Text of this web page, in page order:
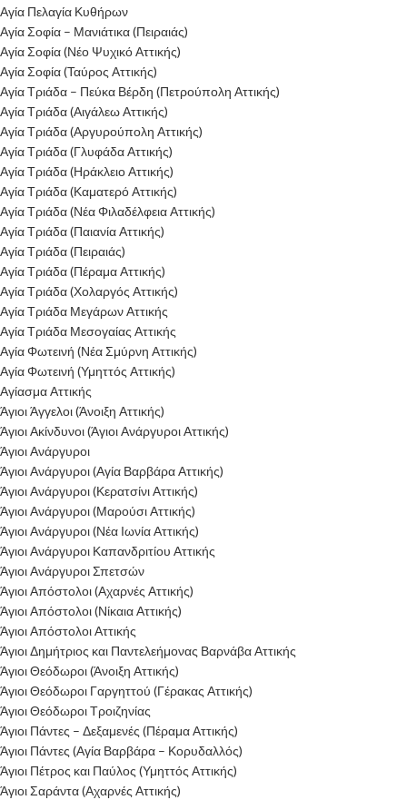
Αγία Πελαγία Κυθήρων
Αγία Σοφία – Μανιάτικα (Πειραιάς)
Αγία Σοφία (Νέο Ψυχικό Αττικής)
Αγία Σοφία (Ταύρος Αττικής)
Αγία Τριάδα – Πεύκα Βέρδη (Πετρούπολη Αττικής)
Αγία Τριάδα (Αιγάλεω Αττικής)
Αγία Τριάδα (Αργυρούπολη Αττικής)
Αγία Τριάδα (Γλυφάδα Αττικής)
Αγία Τριάδα (Ηράκλειο Αττικής)
Αγία Τριάδα (Καματερό Αττικής)
Αγία Τριάδα (Νέα Φιλαδέλφεια Αττικής)
Αγία Τριάδα (Παιανία Αττικής)
Αγία Τριάδα (Πειραιάς)
Αγία Τριάδα (Πέραμα Αττικής)
Αγία Τριάδα (Χολαργός Αττικής)
Αγία Τριάδα Μεγάρων Αττικής
Αγία Τριάδα Μεσογαίας Αττικής
Αγία Φωτεινή (Νέα Σμύρνη Αττικής)
Αγία Φωτεινή (Υμηττός Αττικής)
Αγίασμα Αττικής
Άγιοι Άγγελοι (Άνοιξη Αττικής)
Άγιοι Ακίνδυνοι (Άγιοι Ανάργυροι Αττικής)
Άγιοι Ανάργυροι
Άγιοι Ανάργυροι (Αγία Βαρβάρα Αττικής)
Άγιοι Ανάργυροι (Κερατσίνι Αττικής)
Άγιοι Ανάργυροι (Μαρούσι Αττικής)
Άγιοι Ανάργυροι (Νέα Ιωνία Αττικής)
Άγιοι Ανάργυροι Καπανδριτίου Αττικής
Άγιοι Ανάργυροι Σπετσών
Άγιοι Απόστολοι (Αχαρνές Αττικής)
Άγιοι Απόστολοι (Νίκαια Αττικής)
Άγιοι Απόστολοι Αττικής
Άγιοι Δημήτριος και Παντελεήμονας Βαρνάβα Αττικής
Άγιοι Θεόδωροι (Άνοιξη Αττικής)
Άγιοι Θεόδωροι Γαργηττού (Γέρακας Αττικής)
Άγιοι Θεόδωροι Τροιζηνίας
Άγιοι Πάντες – Δεξαμενές (Πέραμα Αττικής)
Άγιοι Πάντες (Αγία Βαρβάρα – Κορυδαλλός)
Άγιοι Πέτρος και Παύλος (Υμηττός Αττικής)
Άγιοι Σαράντα (Αχαρνές Αττικής)